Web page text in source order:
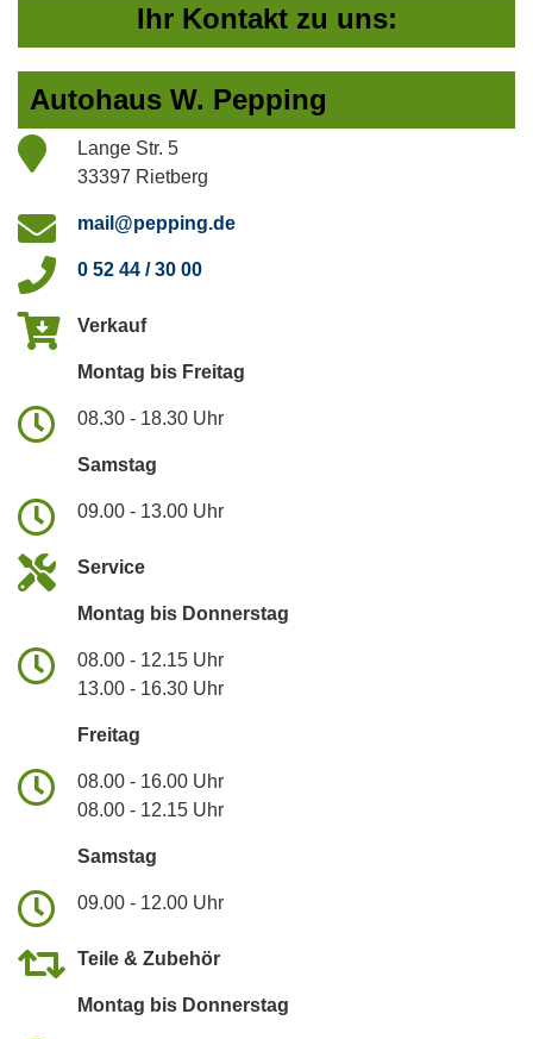
Ihr Kontakt zu uns:
Autohaus W. Pepping
Lange Str. 5
33397 Rietberg
mail@pepping.de
0 52 44 / 30 00
Verkauf
Montag bis Freitag
08.30 - 18.30 Uhr
Samstag
09.00 - 13.00 Uhr
Service
Montag bis Donnerstag
08.00 - 12.15 Uhr
13.00 - 16.30 Uhr
Freitag
08.00 - 16.00 Uhr
08.00 - 12.15 Uhr
Samstag
09.00 - 12.00 Uhr
Teile & Zubehör
Montag bis Donnerstag